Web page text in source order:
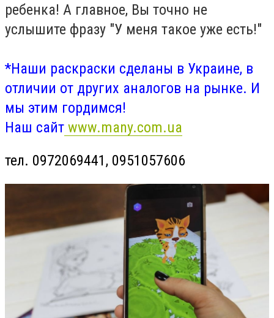
ребенка! А главное, Вы точно не
услышите фразу "У меня такое уже есть!"
*Наши раскраски сделаны в Украине, в
отличии от других аналогов на рынке. И
мы этим гордимся!
Наш сайт www.many.com.ua
тел. 0972069441, 0951057606